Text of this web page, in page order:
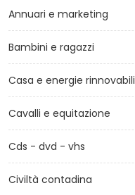
Annuari e marketing
Bambini e ragazzi
Casa e energie rinnovabili
Cavalli e equitazione
Cds - dvd - vhs
Civiltà contadina